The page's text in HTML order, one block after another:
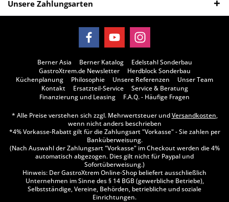
Unsere Zahlungsarten
Berner Asia Berner Katalog
Edelstahl Sonderbau
GastroXtrem.de Newsletter
Herdblock Sonderbau
Küchenplanung
Philosophie Unsere Referenzen
Unser Team
Kontakt
Ersatzteil-Service
Service & Beratung
Finanzierung und Leasing
F.A.Q. - Häufige Fragen
* Alle Preise verstehen sich zzgl. Mehrwertsteuer undVersandkosten,
wenn nicht anders beschrieben
*4% Vorkasse-Rabatt gilt für die Zahlungsart "Vorkasse" - Sie zahlen per
Banküberweisung.
(Nach Auswahl der Zahlungsart "Vorkasse" im Checkout werden die 4%
automatisch abgezogen. Dies gilt nicht für Paypal und
Sofortüberweisung.)
Hinweis: Der GastroXtrem Online-Shop beliefert ausschließlich
Unternehmen im Sinne des § 14 BGB (gewerbliche Betriebe),
Selbstständige, Vereine, Behörden, betriebliche und soziale
Einrichtungen.